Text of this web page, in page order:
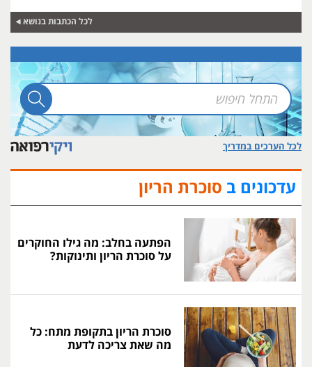
לכל הכתבות בנושא
לכל הערכים במדריך
עדכונים ב סוכרת הריון
הפתעה בחלב: מה גילו החוקרים
על סוכרת הריון ותינוקות?
סוכרת הריון בתקופת מתח: כל
מה שאת צריכה לדעת